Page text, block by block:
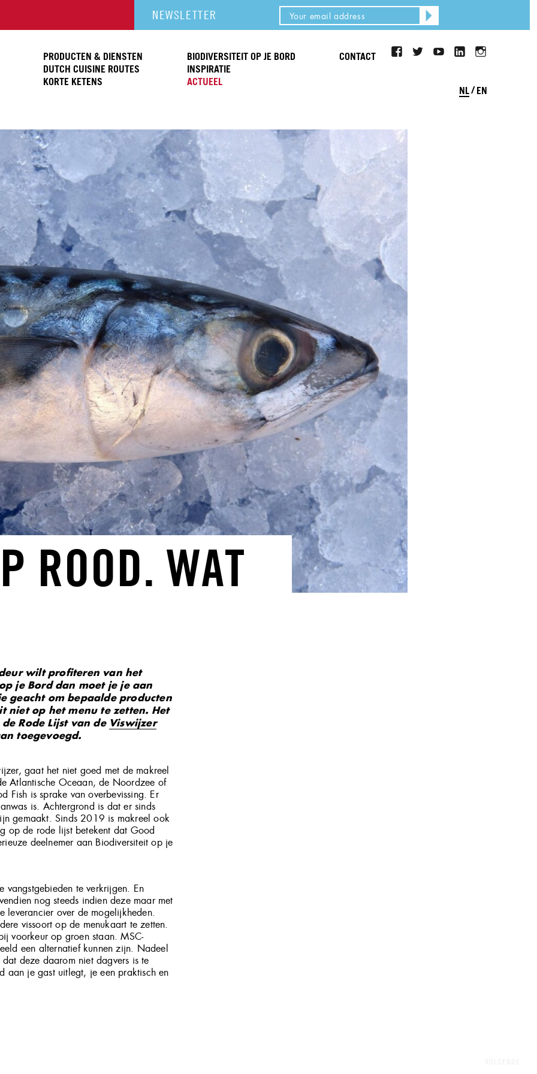
NEWSLETTER
PRODUCTEN & DIENSTEN
DUTCH CUISINE ROUTES
KORTE KETENS
BIODIVERSITEIT OP JE BORD
INSPIRATIE
ACTUEEL
CONTACT
facebook
twitter youtubeLinkedIn
NL EN
ROOD. WAT
wilt profiteren van het
je Bord dan moet je je aan
geacht om bepaalde producten
niet op het menu te zetten. Het
Rode Lijst van de Viswijzer
toegevoegd.
gaat het niet goed met de makreel
Atlantische Oceaan, de Noordzee of
Fish is sprake van overbevissing. Er
is. Achtergrond is dat er sinds
gemaakt. Sinds 2019 is makreel ook
op de rode lijst betekent dat Good
deelnemer aan Biodiversiteit op je
vangstgebieden te verkrijgen. En
nog steeds indien deze maar met
leverancier over de mogelijkheden.
vissoort op de menukaart te zetten.
voorkeur op groen staan. MSC-
een alternatief kunnen zijn. Nadeel
deze daarom niet dagvers is te
aan je gast uitlegt, je een praktisch en